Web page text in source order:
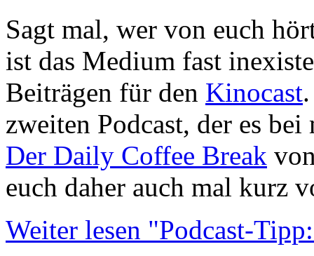
Sagt mal, wer von euch
ist das Medium fast
Beiträgen für den Kinocast
zweiten Podcast, der es
Der Daily Coffee Break
euch daher auch mal kurz
Weiter lesen "Podcast-